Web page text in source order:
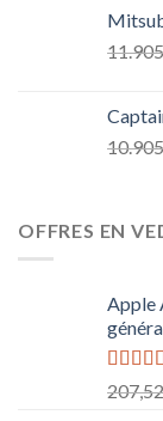
OFFRES EN
Apple
Note
sur 5